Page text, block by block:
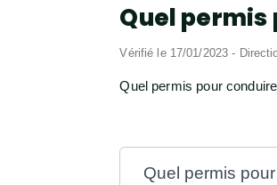
Quel permis
Vérifié le 17/01/2023 -
Quel permis pour
Quel permis